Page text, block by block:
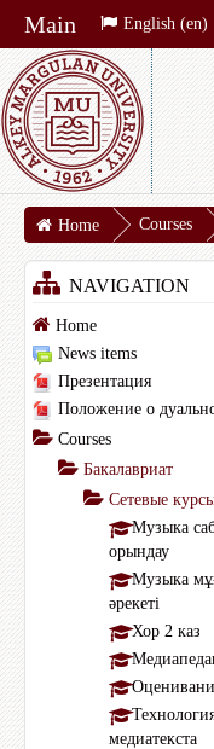
Main English ‎(en)‎
Home Courses
NAVIGATION
Home
News items
Презентация
Положение о
Courses
Бакалавриат
Сетевые
Музыка
орындау
Музыка
әрекеті
Хор 2 каз
медиатекста